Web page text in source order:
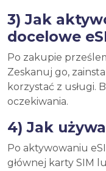
3) Jak
docelowe
Po zakupie
Zeskanuj go,
korzystać z usługi.
oczekiwania.
4) Jak
Po aktywowaniu
głównej karty SIM